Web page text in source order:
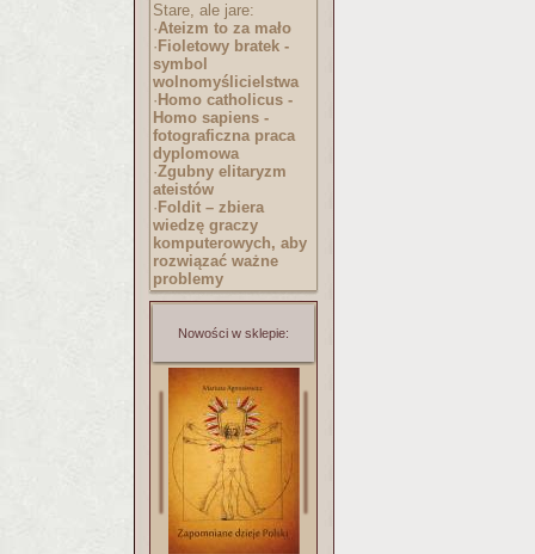
Stare, ale jare:
·Ateizm to za mało
· Fioletowy bratek -
symbol
wolnomyślicielstwa
· Homo catholicus -
Homo sapiens -
fotograficzna praca
dyplomowa
·Zgubny elitaryzm
ateistów
· Foldit – zbiera
wiedzę graczy
komputerowych, aby
rozwiązać ważne
problemy
Nowości w sklepie: